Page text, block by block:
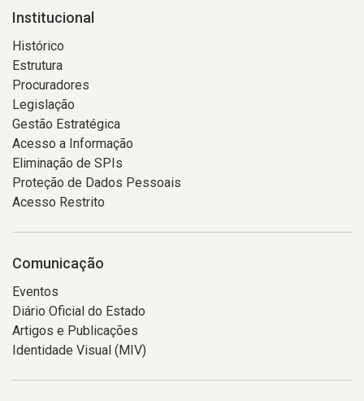
Institucional
Histórico
Estrutura
Procuradores
Legislação
Gestão Estratégica
Acesso a Informação
Eliminação de SPIs
Proteção de Dados Pessoais
Acesso Restrito
Comunicação
Eventos
Diário Oficial do Estado
Artigos e Publicações
Identidade Visual (MIV)